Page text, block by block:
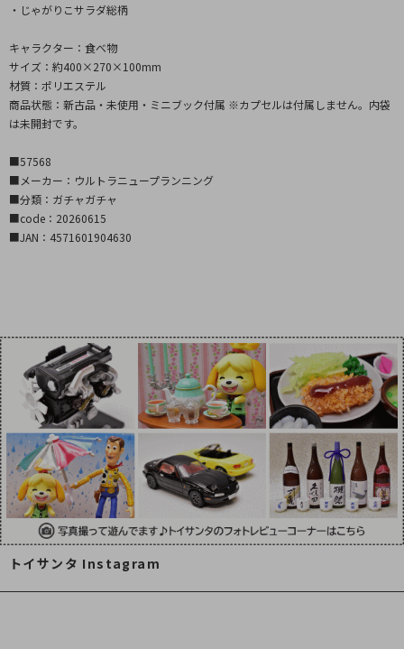
・じゃがりこサラダ総柄
キャラクター：食べ物
サイズ：約400×270×100mm
材質：ポリエステル
商品状態：新古品・未使用・ミニブック付属 ※カプセルは付属しません。内袋
は未開封です。
■57568
■メーカー：ウルトラニュープランニング
■分類：ガチャガチャ
■code：20260615
■JAN：4571601904630
トイサンタ Instagram